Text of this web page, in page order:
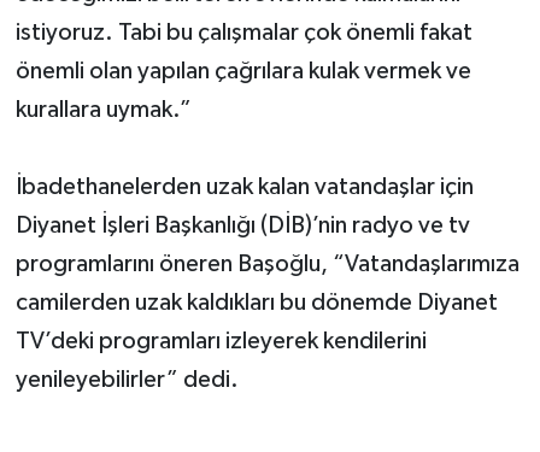
istiyoruz. Tabi bu çalışmalar çok önemli fakat
önemli olan yapılan çağrılara kulak vermek ve
kurallara uymak.”
İbadethanelerden uzak kalan vatandaşlar için
Diyanet İşleri Başkanlığı (DİB)’nin radyo ve tv
programlarını öneren Başoğlu, “Vatandaşlarımıza
camilerden uzak kaldıkları bu dönemde Diyanet
TV’deki programları izleyerek kendilerini
yenileyebilirler” dedi.